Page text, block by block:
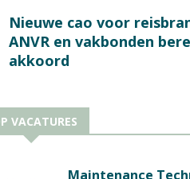
Nieuwe cao voor
ANVR en vakbonden
akkoord
VACATURES
Maintenance